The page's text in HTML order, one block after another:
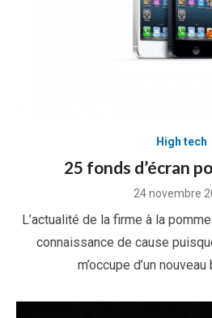
High tech
25 fonds d’écran
Posted
24 novembre
L’actualité de la firme à la
connaissance de cause
m’occupe d’un